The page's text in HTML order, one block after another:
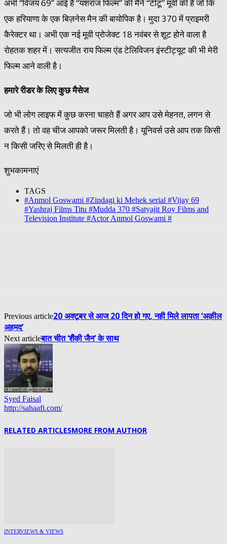
अभी “विजय 69” आई है “यशराज फिल्म” की मैंने “टीटू” मूवी की है जो कि
एक हरियाणा के एक बिज़नेस मैन की बायोपिक है। मुदा 370 में प्राइमरी
कैरेक्टर था। अभी एक नई मूवी प्रोजेक्ट 18 नवंबर से शूट होने वाला है
रोहतक शहर में। सत्यजीत राय फिल्म एंड टेलिविजन इंस्टीट्यूट की भी मेरी
फिल्म आने वाली है।
हमारे रीडर के लिए कुछ मैसेज
जो भी लोग लाइफ में कुछ करना चाहते हैं अगर आप उसे मेहनत, लगन से
करते हैं। तो वह चीज आपको जरूर मिलती है। यूनिवर्स उसे आप तक किसी
न किसी जरिए से मिलती ही है।
शुभकामनाएं
TAGS
#Anmol Goswami #Zindagi ki Mehek serial #Vijay 69
#Yashraj Films Titu #Mudda 370 #Satyajit Roy Films and
Television Institute #Actor Anmol Goswami #
Previous article20 अक्टूबर से आज 20 दिन हो गए, नही मिले लापता ‘अक़ील
अहमद’
Next articleबात चीत ‘शैंकी जैन’ के साथ
Syed Faisal
http://sahaafi.com/
RELATED ARTICLESMORE FROM AUTHOR
INTERVIEWS & VIEWS